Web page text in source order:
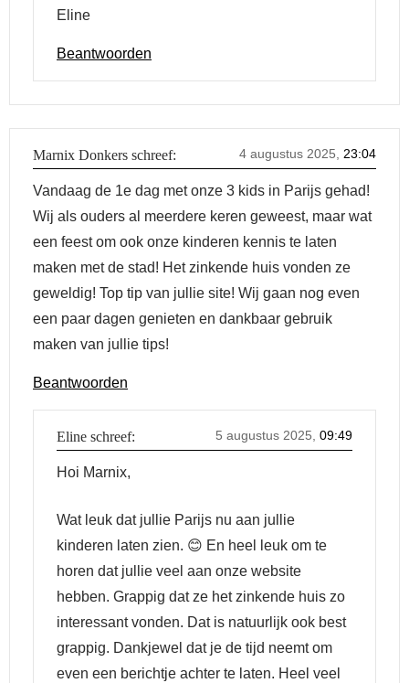
Eline
Beantwoorden
Marnix Donkers schreef: 4 augustus 2025, 23:04
Vandaag de 1e dag met onze 3 kids in Parijs gehad!
Wij als ouders al meerdere keren geweest, maar wat
een feest om ook onze kinderen kennis te laten
maken met de stad! Het zinkende huis vonden ze
geweldig! Top tip van jullie site! Wij gaan nog even
een paar dagen genieten en dankbaar gebruik
maken van jullie tips!
Beantwoorden
Eline schreef: 5 augustus 2025, 09:49
Hoi Marnix,
Wat leuk dat jullie Parijs nu aan jullie
kinderen laten zien. 😊 En heel leuk om te
horen dat jullie veel aan onze website
hebben. Grappig dat ze het zinkende huis zo
interessant vonden. Dat is natuurlijk ook best
grappig. Dankjewel dat je de tijd neemt om
even een berichtje achter te laten. Heel veel